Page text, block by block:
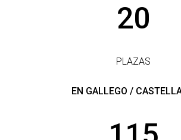
20
PLAZAS
EN GALLEGO /